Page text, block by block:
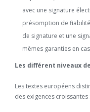
avec une signature
présomption de
de signature et une
mêmes garanties en
Les différent niveaux
Les textes européens
des exigences croissantes :